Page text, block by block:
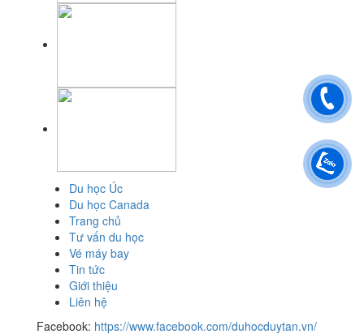
Du học Úc
Du học Canada
Trang chủ
Tư vấn du học
Vé máy bay
Tin tức
Giới thiệu
Liên hệ
Facebook: https://www.facebook.com/duhocduytan.vn/